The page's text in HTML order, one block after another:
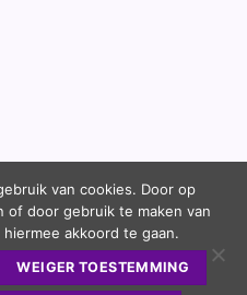
van cookies. Door op
of door gebruik te maken van
akkoord te gaan.
WEIGER TOESTEMMING